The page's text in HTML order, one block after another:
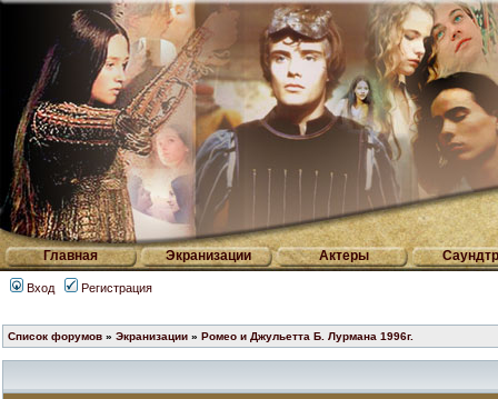
Главная Экранизации Актеры
Вход Регистрация
Список форумов » Экранизации » Ромео и Джульетта Б. Лурмана 1996г.